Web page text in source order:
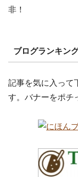
非！
ブログランキン
記事を気に入って
す。バナーをポチ